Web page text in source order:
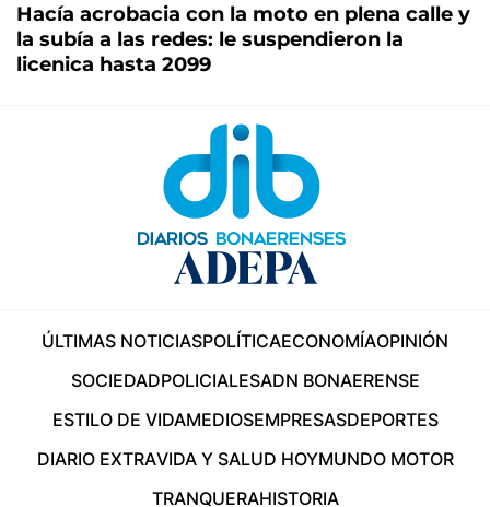
Hacía acrobacia con la moto en plena calle y
la subía a las redes: le suspendieron la
licenica hasta 2099
ÚLTIMAS NOTICIASPOLÍTICAECONOMÍAOPINIÓN
SOCIEDADPOLICIALESADN BONAERENSE
ESTILO DE VIDAMEDIOSEMPRESASDEPORTES
DIARIO EXTRAVIDA Y SALUD HOYMUNDO MOTOR
TRANQUERAHISTORIA